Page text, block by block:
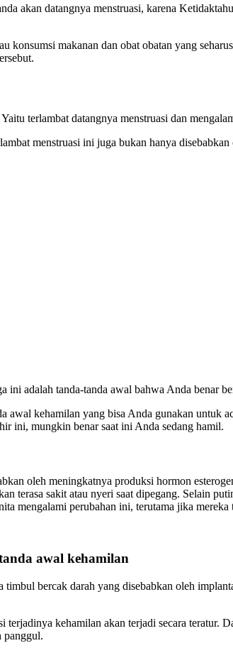
akan datangnya menstruasi, karena
konsumsi makanan dan obat obatan yang
terlambat datangnya menstruasi dan
menstruasi ini juga bukan hanya
ini adalah tanda-tanda awal bahwa Anda benar
awal kehamilan yang bisa Anda gunakan untuk
ini, mungkin benar saat ini Anda sedang hamil.
oleh meningkatnya produksi hormon
terasa sakit atau nyeri saat dipegang. Selain
mengalami perubahan ini, terutama jika
awal kehamilan
bercak darah yang disebabkan oleh
kehamilan akan terjadi secara teratur.
panggul.